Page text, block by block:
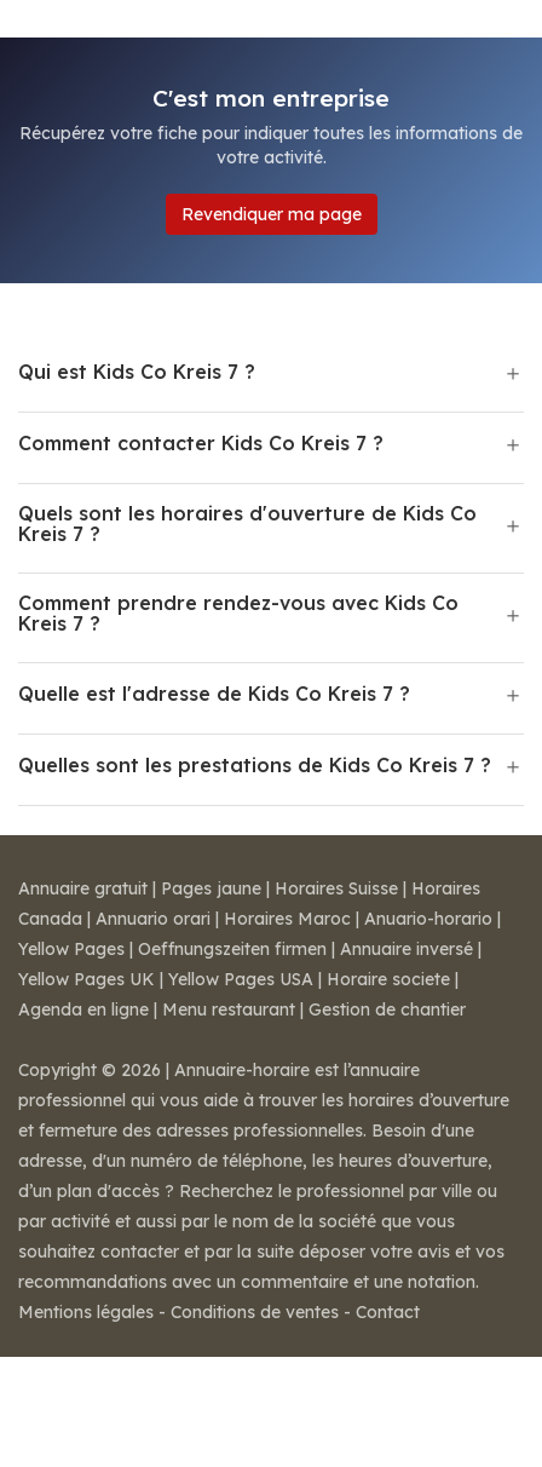
C'est mon entreprise
Récupérez votre fiche pour indiquer toutes les informations de
votre activité.
Revendiquer ma page
Qui est Kids Co Kreis 7 ?
Comment contacter Kids Co Kreis 7 ?
Quels sont les horaires d'ouverture de Kids Co
Kreis 7 ?
Comment prendre rendez-vous avec Kids Co
Kreis 7 ?
Quelle est l'adresse de Kids Co Kreis 7 ?
Quelles sont les prestations de Kids Co Kreis 7 ?
Annuaire gratuit | Pages jaune | Horaires Suisse | Horaires
Canada | Annuario orari | Horaires Maroc | Anuario-horario |
Yellow Pages | Oeffnungszeiten firmen | Annuaire inversé |
Yellow Pages UK | Yellow Pages USA | Horaire societe |
Agenda en ligne | Menu restaurant | Gestion de chantier
Copyright © 2026 | Annuaire-horaire est l’annuaire
professionnel qui vous aide à trouver les horaires d’ouverture
et fermeture des adresses professionnelles. Besoin d'une
adresse, d'un numéro de téléphone, les heures d’ouverture,
d’un plan d'accès ? Recherchez le professionnel par ville ou
par activité et aussi par le nom de la société que vous
souhaitez contacter et par la suite déposer votre avis et vos
recommandations avec un commentaire et une notation.
Mentions légales - Conditions de ventes - Contact